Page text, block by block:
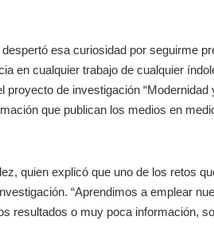
esa curiosidad por seguirme
en cualquier trabajo de cualquier
de investigación “Modernidad
que publican los medios en
quien explicó que uno de los retos
“Aprendimos a emplear
resultados o muy poca información,